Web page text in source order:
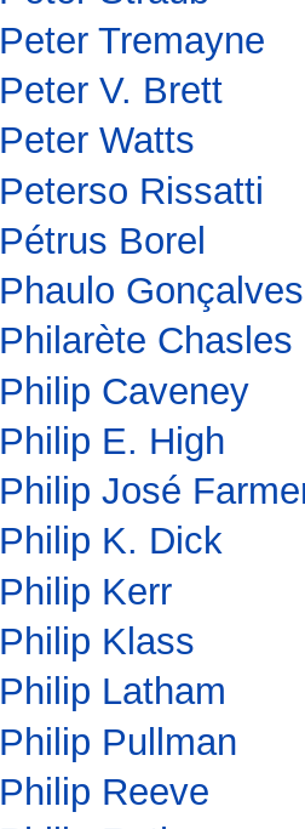
Peter Tremayne
Peter V. Brett
Peter Watts
Peterso Rissatti
Pétrus Borel
Phaulo Gonçalves
Philarète Chasles
Philip Caveney
Philip E. High
Philip José
Philip K. Dick
Philip Kerr
Philip Klass
Philip Latham
Philip Pullman
Philip Reeve